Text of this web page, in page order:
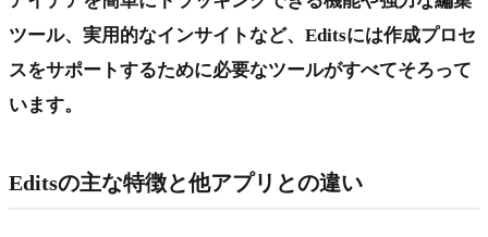
ツール、実用的なインサイトなど、Editsには作成プロセ
スをサポートするために必要なツールがすべてそろって
います。
Editsの主な特徴と他アプリとの違い